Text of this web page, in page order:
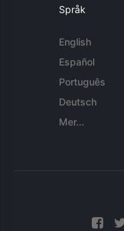
Språk
English
Español
Português
Deutsch
Mer...